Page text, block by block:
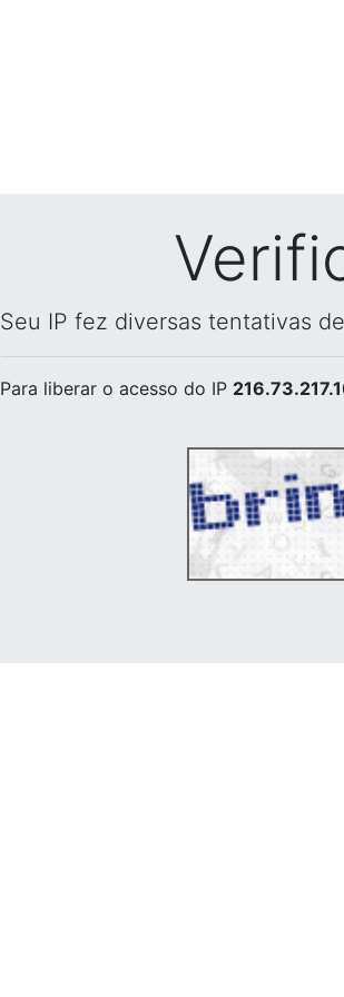
Seu IP fez diversas tentativas
Para liberar o acesso do IP